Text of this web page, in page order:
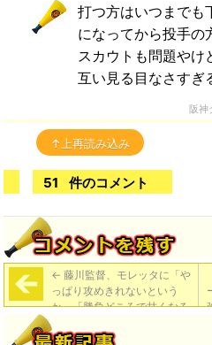
打つ方はいつまでも
になってから投手の
スカウトも問題やけ
互い見る目なさすぎ
阪神
↑上再読み込み
51 件のコメント
← 藤川監督、モレッタに「や
っぱり攻めきれないという
か」「勝負どころで甘くなる
というのは、逆ですよね」